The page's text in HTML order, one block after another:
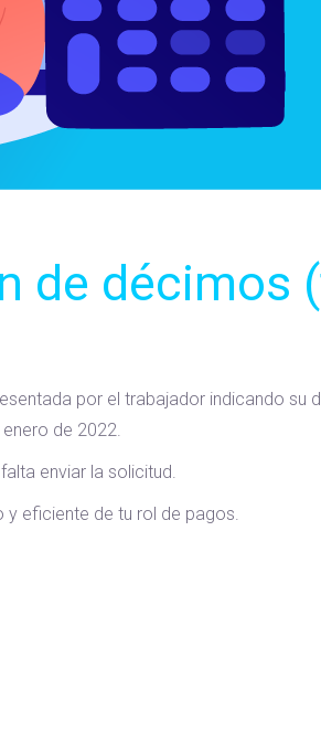
de décimos
por el trabajador indicando su
de 2022.
enviar la solicitud.
y eficiente de tu rol de pagos.